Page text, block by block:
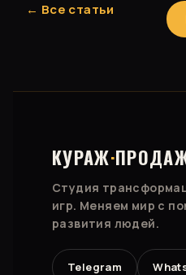
← Все статьи
КУРАЖ·
Студия
игр. Меняем мир с
развития людей.
Telegram